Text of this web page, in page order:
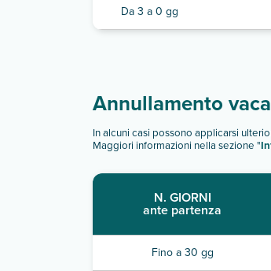
Da 3 a 0 gg
Annullamento
In alcuni casi possono applicarsi
Maggiori informazioni nella sezione "
N. GIORNI
ante partenza
Fino a 30 gg